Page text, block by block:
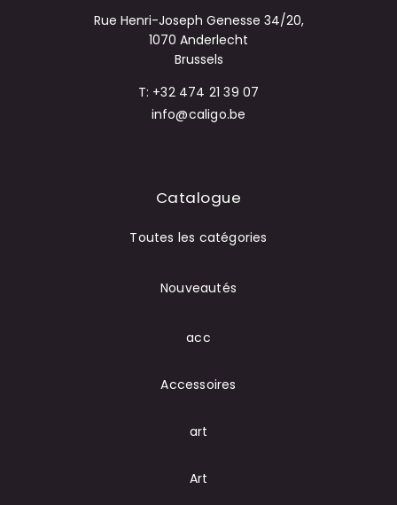
Rue Henri-Joseph Genesse 34/20,
1070 Anderlecht
Brussels
T: +32 474 21 39 07
info@caligo.be
Catalogue
Toutes les catégories
Nouveautés
acc
Accessoires
art
Art